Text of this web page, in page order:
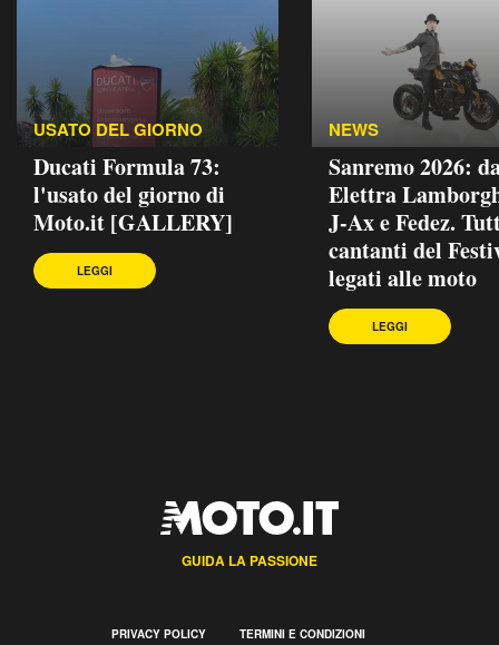
USATO DEL GIORNO
Ducati Formula 73:
l'usato del giorno di
Moto.it [GALLERY]
LEGGI
NEWS
Sanremo 2026:
Elettra
J-Ax e Fedez.
cantanti del
legati alle moto
LEGGI
GUIDA LA PASSIONE
PRIVACY POLICY TERMINI E CONDIZIONI